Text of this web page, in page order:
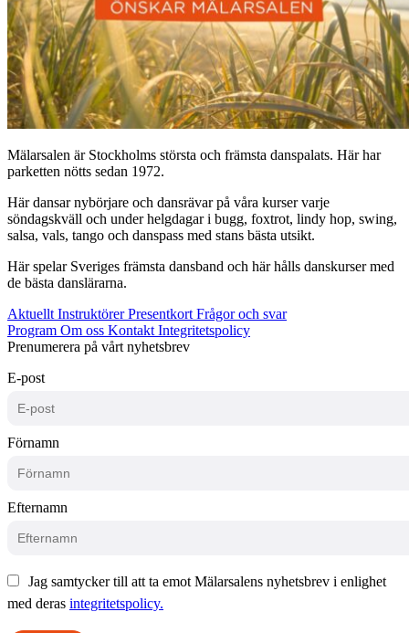
Mälarsalen är Stockholms största och främsta danspalats. Här har
parketten nötts sedan 1972.
Här dansar nybörjare och dansrävar på våra kurser varje
söndagskväll och under helgdagar i bugg, foxtrot, lindy hop, swing,
salsa, vals, tango och danspass med stans bästa utsikt.
Här spelar Sveriges främsta dansband och här hålls danskurser med
de bästa danslärarna.
Aktuellt InstruktörerPresentkort Frågor och svar
Program Om oss Kontakt Integritetspolicy
Prenumerera på vårt nyhetsbrev
E-post
Förnamn
Efternamn
Jag samtycker till att ta emot Mälarsalens nyhetsbrev i enlighet
med deras integritetspolicy.